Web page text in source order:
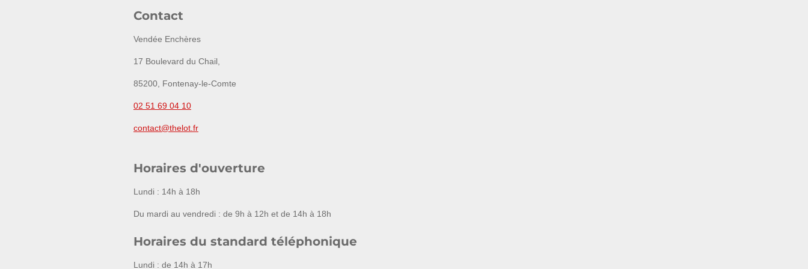
Contact
Vendée Enchères
17 Boulevard du Chail,
85200, Fontenay-le-Comte
02 51 69 04 10
contact@thelot.fr
Horaires d'ouverture
Lundi : 14h à 18h
Du mardi au vendredi : de 9h à 12h et de 14h à 18h
Horaires du standard téléphonique
Lundi : de 14h à 17h